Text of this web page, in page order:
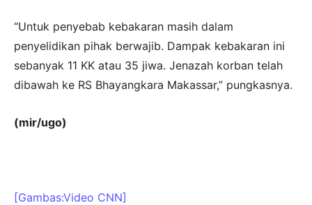
“Untuk penyebab kebakaran masih dalam
penyelidikan pihak berwajib. Dampak kebakaran ini
sebanyak 11 KK atau 35 jiwa. Jenazah korban telah
dibawah ke RS Bhayangkara Makassar,” pungkasnya.
(mir/ugo)
[Gambas:Video CNN]